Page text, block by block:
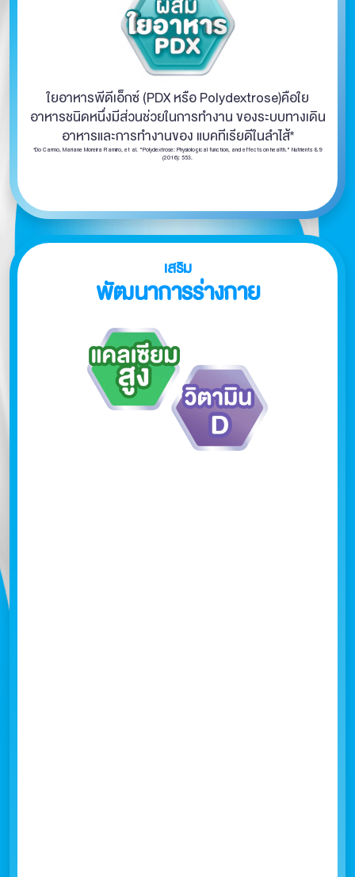
ใยอาหารพีดีเอ็กซ์ (PDX หรือ Polydextrose)คือใย
อาหารชนิดหนึ่งมีส่วนช่วยในการทำงาน ของระบบทางเดิน
อาหารและการทำงานของ แบคทีเรียดีในลำไส้*
*Do Carmo, Mariane Moreira Ramiro, et al. "Polydextrose: Physiological function, and effects on health." Nutrients 8.9
(2016): 553.
เสริม
พัฒนาการร่างกาย